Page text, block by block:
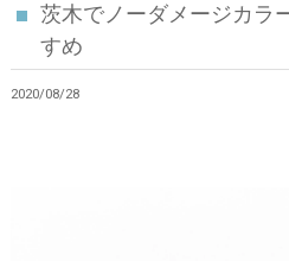
茨木でノーダメージカラ
すめ
2020/08/28